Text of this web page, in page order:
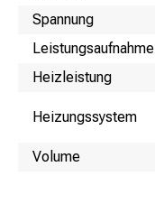
Spannung
Leistungsaufnahme
Heizleistung
Heizungssystem
Volume